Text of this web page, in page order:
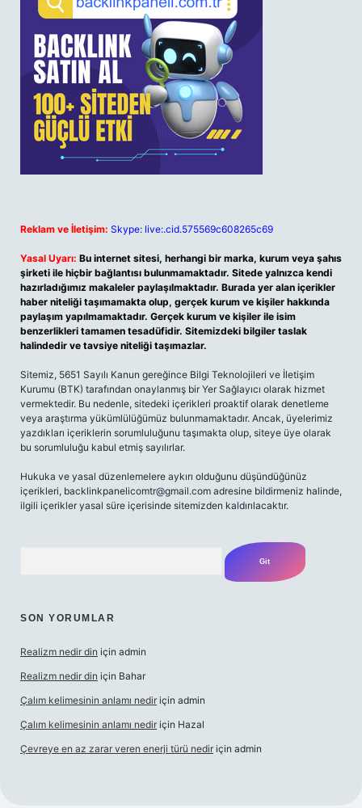
Reklam ve İletişim: Skype: live:.cid.575569c608265c69
Yasal Uyarı: Bu internet sitesi, herhangi bir marka, kurum veya şahıs
şirketi ile hiçbir bağlantısı bulunmamaktadır. Sitede yalnızca kendi
hazırladığımız makaleler paylaşılmaktadır. Burada yer alan içerikler
haber niteliği taşımamakta olup, gerçek kurum ve kişiler hakkında
paylaşım yapılmamaktadır. Gerçek kurum ve kişiler ile isim
benzerlikleri tamamen tesadüfidir. Sitemizdeki bilgiler taslak
halindedir ve tavsiye niteliği taşımazlar.
Sitemiz, 5651 Sayılı Kanun gereğince Bilgi Teknolojileri ve İletişim
Kurumu (BTK) tarafından onaylanmış bir Yer Sağlayıcı olarak hizmet
vermektedir. Bu nedenle, sitedeki içerikleri proaktif olarak denetleme
veya araştırma yükümlülüğümüz bulunmamaktadır. Ancak, üyelerimiz
yazdıkları içeriklerin sorumluluğunu taşımakta olup, siteye üye olarak
bu sorumluluğu kabul etmiş sayılırlar.
Hukuka ve yasal düzenlemelere aykırı olduğunu düşündüğünüz
içerikleri, backlinkpanelicomtr@gmail.com adresine bildirmeniz halinde,
ilgili içerikler yasal süre içerisinde sitemizden kaldırılacaktır.
SON YORUMLAR
Realizm nedir din için admin
Realizm nedir din için Bahar
Çalım kelimesinin anlamı nedir için admin
Çalım kelimesinin anlamı nedir için Hazal
Çevreye en az zarar veren enerji türü nedir için admin